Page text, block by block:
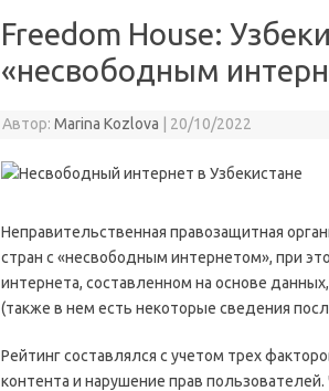
Freedom House:
«несвободным
Автор: Marina Kozlova 20/10/2022
Неправительственная правозащитная
стран с «несвободным интернетом», при
интернета, составленном на основе
(также в нем есть некоторые сведения
Рейтинг составлялся с учетом трех
контента и нарушение прав